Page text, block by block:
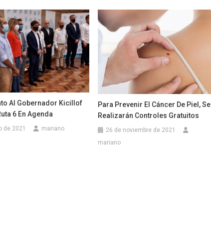
Al Gobernador Kicillof
6 En Agenda
de 2021 mariano
Para Prevenir El Cáncer De Piel, Se
Realizarán Controles Gratuitos
26 de noviembre de 2021
mariano